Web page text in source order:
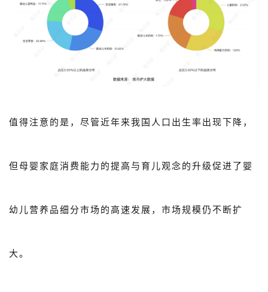
值得注意的是，尽管近年来我国人口出生率出现下降，
但母婴家庭消费能力的提高与育儿观念的升级促进了婴
幼儿营养品细分市场的高速发展，市场规模仍不断扩
大。